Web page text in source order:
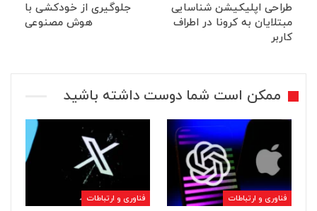
طراحی اپلیکیشن شناسایی
مبتلایان به کرونا در اطراف
کاربر
جلوگیری از خودکشی با
هوش مصنوعی
ممکن است شما دوست داشته باشید
فناوری و ارتباطات فناوری و ارتباطات